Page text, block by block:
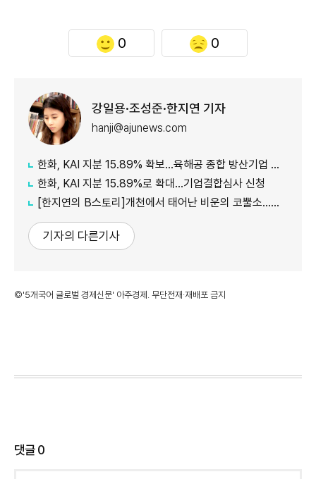
0 0
강일용·조성준·한지연 기자
hanji@ajunews.com
한화, KAI 지분 15.89% 확보…육해공 종합 방산기업 도약
한화, KAI 지분 15.89%로 확대…기업결합심사 신청
[한지연의 B스토리]개천에서 태어난 비운의 코뿔소…中 자본 얻고 'K-Jeep' 도약할까
기자의 다른기사
©'5개국어 글로벌 경제신문' 아주경제. 무단전재·재배포 금지
댓글0